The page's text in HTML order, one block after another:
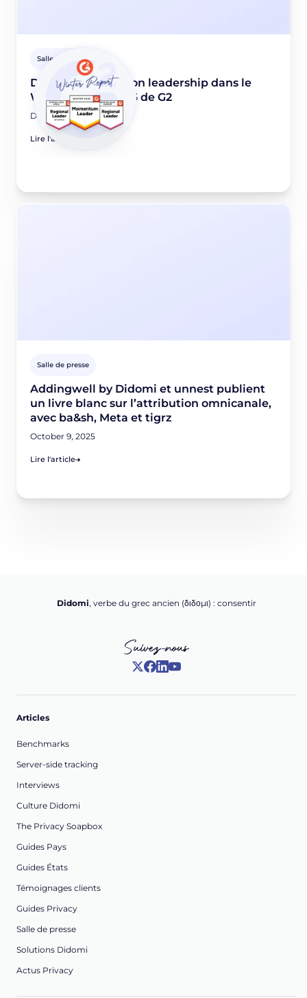
Salle de presse
Didomi renforce son leadership dans le
Winter report 2026 de G2
December 5, 2025
Lire l'article
Salle de presse
Addingwell by Didomi et unnest publient
un livre blanc sur l’attribution omnicanale,
avec ba&sh, Meta et tigrz
October 9, 2025
Lire l'article
Didomi, verbe du grec ancien (δ‌‌ιδο‌μι) : consentir
Suivez-nous
Articles
Benchmarks
Server-side tracking
Interviews
Culture Didomi
The Privacy Soapbox
Guides Pays
Guides États
Témoignages clients
Guides Privacy
Salle de presse
Solutions Didomi
Actus Privacy